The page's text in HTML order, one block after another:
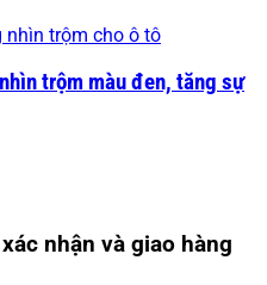
trộm màu đen, tăng sự
nhận và giao hàng